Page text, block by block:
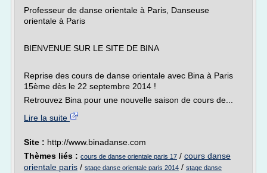
Professeur de danse orientale à Paris, Danseuse
orientale à Paris
BIENVENUE SUR LE SITE DE BINA
Reprise des cours de danse orientale avec Bina à Paris
15ème dès le 22 septembre 2014 !
Retrouvez Bina pour une nouvelle saison de cours de...
Lire la suite
Site : http://www.binadanse.com
Thèmes liés : cours de danse orientale paris 17 / cours danse
orientale paris / stage danse orientale paris 2014 / stage danse